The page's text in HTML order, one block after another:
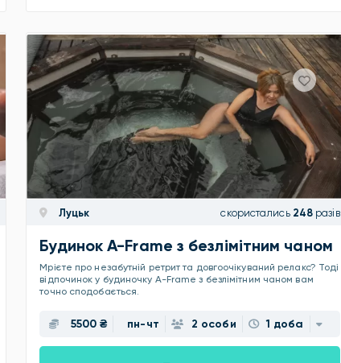
Луцьк скористались 248 разів
Будинок A-Frame з безлімітним чаном
Мрієте про незабутній ретрит та довгоочікуваний релакс? Тоді
відпочинок у будиночку A-Frame з безлімітним чаном вам
точно сподобається.
5500 ₴ пн-чт 2 особи 1 доба